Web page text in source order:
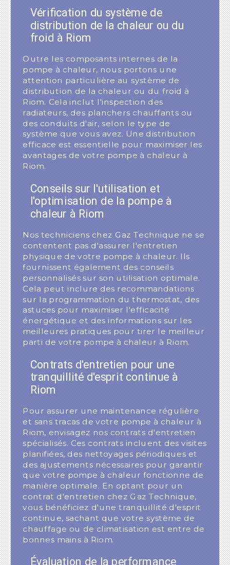
Vérification du système de
distribution de la chaleur ou du
froid à Riom
Outre les composants internes de la
pompe à chaleur, nous portons une
attention particulière au système de
distribution de la chaleur ou du froid à
Riom. Cela inclut l'inspection des
radiateurs, des planchers chauffants ou
des conduits d'air, selon le type de
système que vous avez. Une distribution
efficace est essentielle pour maximiser les
avantages de votre pompe à chaleur à
Riom.
Conseils sur l'utilisation et
l'optimisation de la pompe à
chaleur à Riom
Nos techniciens chez Gaz Technique ne se
contentent pas d'assurer l'entretien
physique de votre pompe à chaleur. Ils
fournissent également des conseils
personnalisés sur son utilisation optimale.
Cela peut inclure des recommandations
sur la programmation du thermostat, des
astuces pour maximiser l'efficacité
énergétique et des informations sur les
meilleures pratiques pour tirer le meilleur
parti de votre pompe à chaleur à Riom.
Contrats d'entretien pour une
tranquillité d'esprit continue à
Riom
Pour assurer une maintenance régulière
et sans tracas de votre pompe à chaleur à
Riom, envisagez nos contrats d'entretien
spécialisés. Ces contrats incluent des visites
planifiées, des nettoyages périodiques et
des ajustements nécessaires pour garantir
que votre pompe à chaleur fonctionne de
manière optimale. En optant pour un
contrat d'entretien chez Gaz Technique,
vous bénéficiez d'une tranquillité d'esprit
continue, sachant que votre système de
chauffage ou de climatisation est entre de
bonnes mains à Riom.
Évaluation de la performance